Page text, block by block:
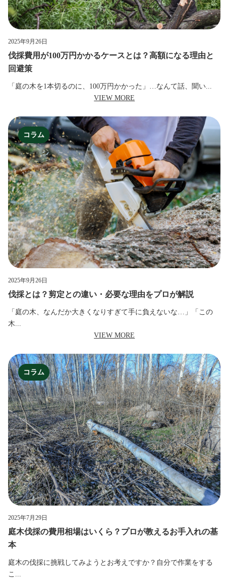
2025年9月26日
伐採費用が100万円かかるケースとは？高額になる理由と
回避策
「庭の木を1本切るのに、100万円かかった」…なんて話、聞い...
VIEW MORE
コラム
2025年9月26日
伐採とは？剪定との違い・必要な理由をプロが解説
「庭の木、なんだか大きくなりすぎて手に負えないな…」「この
木...
VIEW MORE
コラム
2025年7月29日
庭木伐採の費用相場はいくら？プロが教えるお手入れの基
本
庭木の伐採に挑戦してみようとお考えですか？自分で作業をする
こ...